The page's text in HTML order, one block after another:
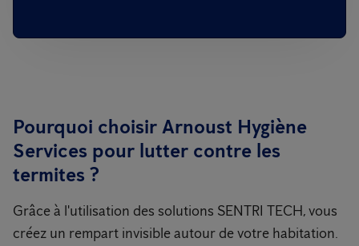
Pourquoi choisir Arnoust Hygiène
Services pour lutter contre les
termites ?
Grâce à l'utilisation des solutions SENTRI TECH, vous
créez un rempart invisible autour de votre habitation.